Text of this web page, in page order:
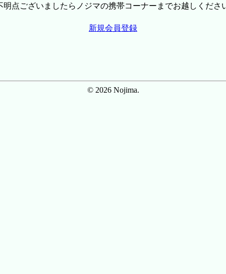
点ございましたらノジマの携帯コーナーまでお越しくださ
新規会員登録
© 2026 Nojima.